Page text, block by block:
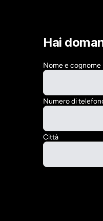
Hai
Nome e cognome
Numero di
Città